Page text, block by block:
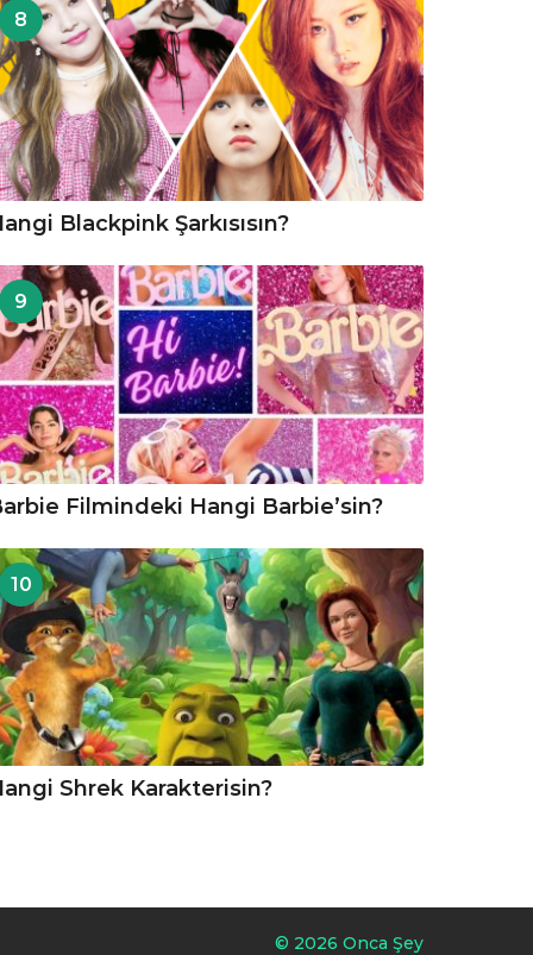
8
Blackpink Şarkısısın?
9
Filmindeki Hangi Barbie’sin?
10
Shrek Karakterisin?
© 2026 Onca Şey